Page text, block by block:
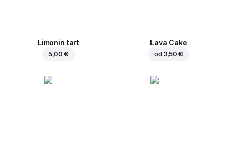
Limonin tart
5,00 €
Lava Cake
od 3,50 €